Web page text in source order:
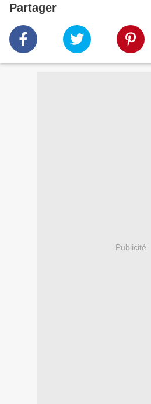
Partager
Publicité